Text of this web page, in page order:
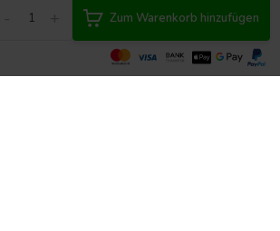
Zum Warenkorb hinzufügen